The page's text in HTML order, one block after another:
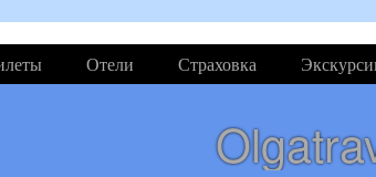
Отели Страховка